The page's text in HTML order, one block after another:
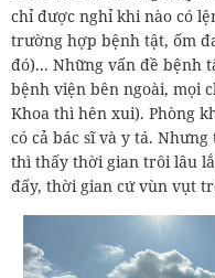
chỉ được nghỉ khi nào có
trường hợp bệnh tật, ốm
đó)... Những vấn đề bệnh
bệnh viện bên ngoài, mọi
Khoa thì hên xui). Phòng
có cả bác sĩ và y tá.
thì thấy thời gian trôi lâu
đấy, thời gian cứ vùn vụt